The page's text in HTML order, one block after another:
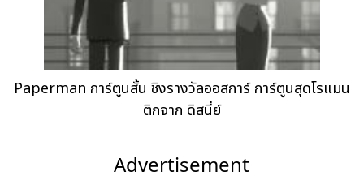
Paperman การ์ตูนสั้น ชิงรางวัลออสการ์ การ์ตูนสุดโรแมน
ติกจาก ดิสนี่ย์
Advertisement